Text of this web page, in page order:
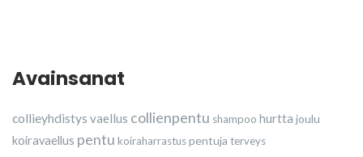
Avainsanat
collieyhdistys vaellus collienpentu shampoo hurtta joulu
koiravaellus pentu koiraharrastuspentuja terveys